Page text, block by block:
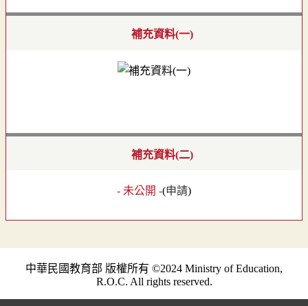
補充資料(一)
補充資料(二)
- 未公開 -(申請)
中華民國教育部 版權所有 ©2024 Ministry of Education,
R.O.C. All rights reserved.